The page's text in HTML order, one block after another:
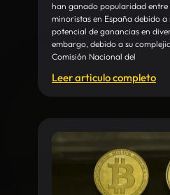
han ganado popularidad entre
minoristas en España debido
potencial de ganancias en
embargo, debido a su
Comisión Nacional del
Leer articulo completo